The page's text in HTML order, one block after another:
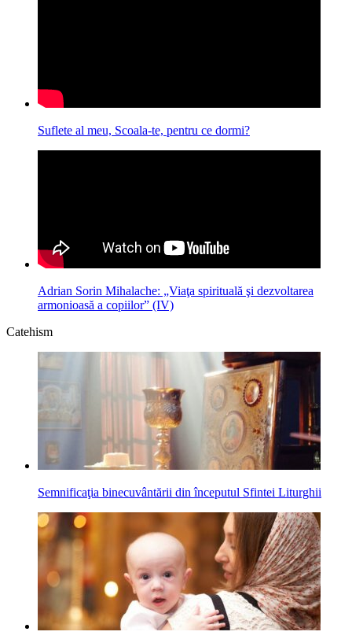
Suflete al meu, Scoala-te, pentru ce dormi?
Adrian Sorin Mihalache: „Viaţa spirituală şi dezvoltarea
armonioasă a copiilor” (IV)
Catehism
Semnificaţia binecuvântării din începutul Sfintei Liturghii